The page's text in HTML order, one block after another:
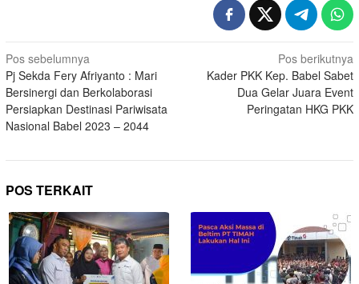
Pos sebelumnya
Pj Sekda Fery Afriyanto : Mari
Bersinergi dan Berkolaborasi
Persiapkan Destinasi Pariwisata
Nasional Babel 2023 – 2044
Pos berikutnya
Kader PKK Kep. Babel Sabet
Dua Gelar Juara Event
Peringatan HKG PKK
POS TERKAIT